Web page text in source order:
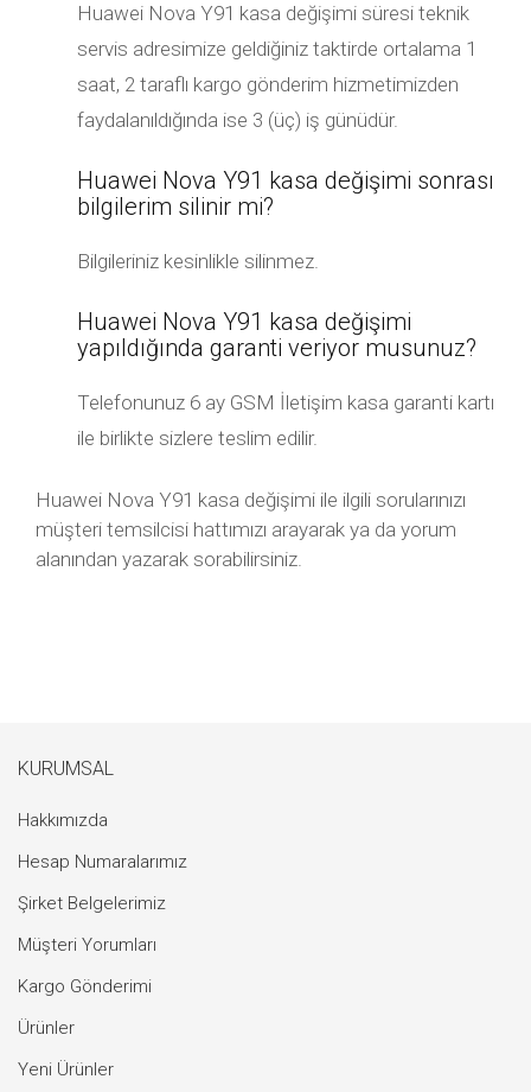
Huawei Nova Y91 kasa değişimi süresi teknik
servis adresimize geldiğiniz taktirde ortalama 1
saat, 2 taraflı kargo gönderim hizmetimizden
faydalanıldığında ise 3 (üç) iş günüdür.
Huawei Nova Y91 kasa değişimi sonrası
bilgilerim silinir mi?
Bilgileriniz kesinlikle silinmez.
Huawei Nova Y91 kasa değişimi
yapıldığında garanti veriyor musunuz?
Telefonunuz 6 ay GSM İletişim kasa garanti kartı
ile birlikte sizlere teslim edilir.
Huawei Nova Y91 kasa değişimi ile ilgili sorularınızı
müşteri temsilcisi hattımızı arayarak ya da yorum
alanından yazarak sorabilirsiniz.
KURUMSAL
Hakkımızda
Hesap Numaralarımız
Şirket Belgelerimiz
Müşteri Yorumları
Kargo Gönderimi
Ürünler
Yeni Ürünler